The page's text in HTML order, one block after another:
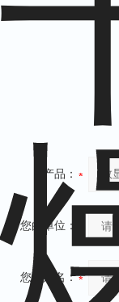
产品：
您的单位：
您的姓名：